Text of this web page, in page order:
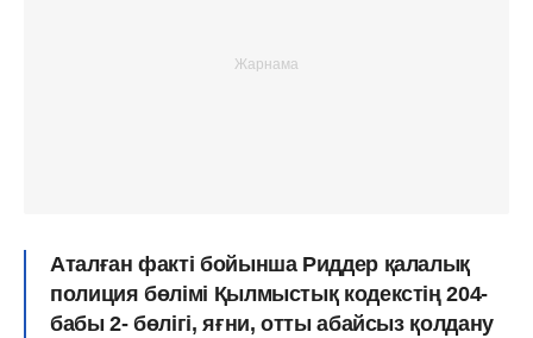
Аталған факті бойынша Риддер қалалық
полиция бөлімі Қылмыстық кодекстің 204-
бабы 2- бөлігі, яғни, отты абайсыз қолдану